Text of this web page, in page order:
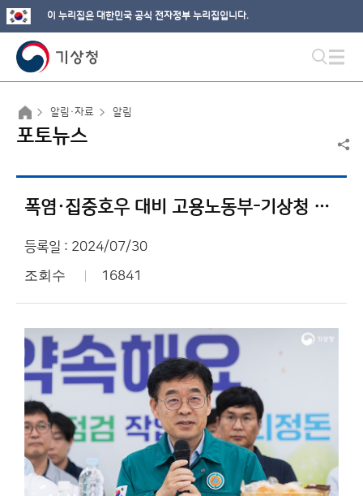
이 누리집은 대한민국 공식 전자정부 누리집입니다.
알림·자료 알림
포토뉴스
폭염·집중호우 대비 고용노동부-기상청 합동 건설현장 점검
등록일 : 2024/07/30
조회수 16841